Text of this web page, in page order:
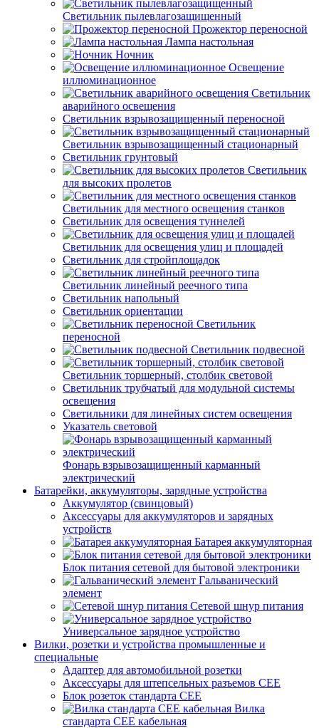
Светильник пылевлагозащищенный
Прожектор переносной
Лампа настольная
Ночник
Освещение
иллюминационное
Светильник
аварийного освещения
Светильник взрывозащищенный переносной
Светильник взрывозащищенный стационарный
Светильник грунтовый
Светильник
для высоких пролетов
Светильник для местного освещения станков
Светильник для освещения туннелей
Светильник для освещения улиц и площадей
Светильник для стройплощадок
Светильник линейный реечного типа
Светильник напольный
Светильник ориентации
Светильник
переносной
Светильник подвесной
Светильник торшерный, столбик световой
Светильник трубчатый для модульной системы
освещения
Светильники для линейных систем освещения
Указатель световой
Фонарь взрывозащищенный карманный
электрический
Батарейки, аккумуляторы, зарядные устройства
Аккумулятор (свинцовый)
Аксессуары для аккумуляторов и зарядных
устройств
Батарея аккумуляторная
Блок питания сетевой для бытовой электроники
Гальванический
элемент
Сетевой шнур питания
Универсальное зарядное устройство
Вилки, розетки и устройства промышленные и
специальные
Адаптер для автомобильной розетки
Аксессуары для штепсельных разъемов CEE
Блок розеток стандарта CEE
Вилка
стандарта CEE кабельная